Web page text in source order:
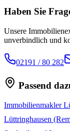
Haben Sie
Unsere
unverbindlich und
02191 / 80 282
Passend
Immobilienmakler
Lüttringhausen